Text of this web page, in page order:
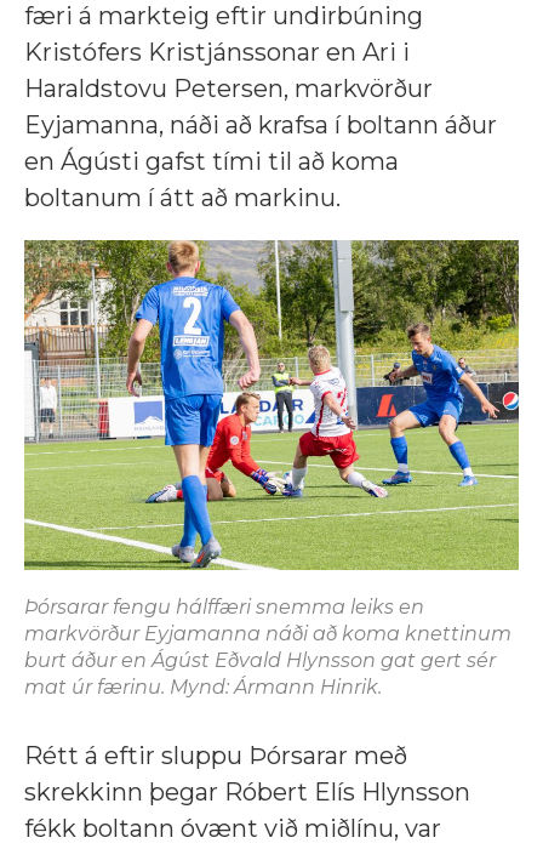
færi á markteig eftir undirbúning
Kristófers Kristjánssonar en Ari i
Haraldstovu Petersen, markvörður
Eyjamanna, náði að krafsa í boltann áður
en Ágústi gafst tími til að koma
boltanum í átt að markinu.
Þórsarar fengu hálffæri snemma leiks en
markvörður Eyjamanna náði að koma knettinum
burt áður en Ágúst Eðvald Hlynsson gat gert sér
mat úr færinu. Mynd: Ármann Hinrik.
Rétt á eftir sluppu Þórsarar með
skrekkinn þegar Róbert Elís Hlynsson
fékk boltann óvænt við miðlínu, var